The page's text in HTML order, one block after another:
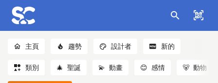
主頁 趨勢 設計者 新的
類別 🎄 聖誕 💫 動畫 😊 感情 🐻 動物